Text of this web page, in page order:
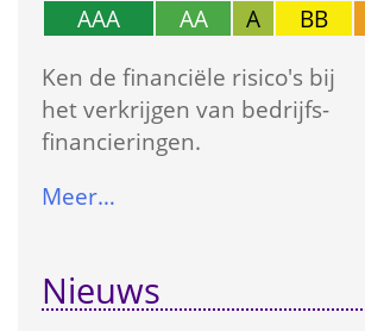
AAA AA A BB
Ken de financiële risico's bij
het verkrijgen van bedrijfs­
financieringen.
Meer…
Nieuws